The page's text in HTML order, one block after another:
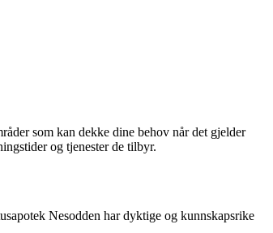
som kan dekke dine behov når det gjelder
og tjenester de tilbyr.
Nesodden har dyktige og kunnskapsrike